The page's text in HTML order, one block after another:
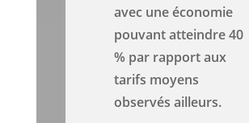
avec une économie
pouvant atteindre 40
% par rapport aux
tarifs moyens
observés ailleurs.